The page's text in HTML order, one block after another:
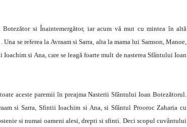
si Înaintemergător, iar acum vă mut cu mintea în altă
se referea la Avraam si Sarra, alta la mama lui Samson, Manoe,
si Ana, care se leagă foarte mult de nasterea Sfântului Ioan
aceste paremii în preajma Nasterii Sfântului Ioan Botezătorul.
si Sarra, Sfintii Ioachim si Ana, si Sfântul Prooroc Zaharia cu
si numai oameni alesi, drepti si sfinti. Deci scopul cuvântului